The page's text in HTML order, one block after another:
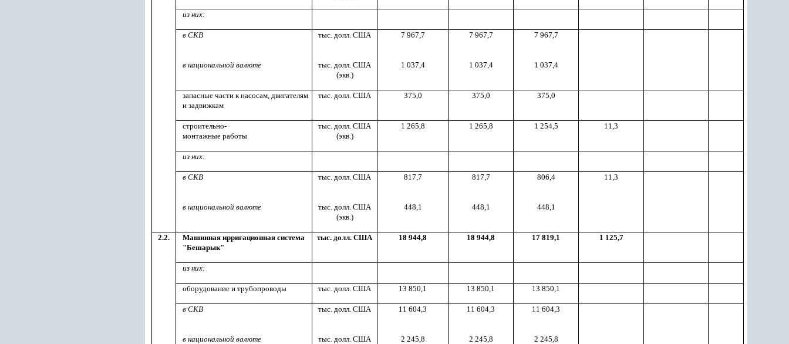
из них:
в СКВ тыс. долл. США 7 967,7 7 967,7 7 967,7
в национальной валюте
тыс. долл. США
(экв.)
1 037,4 1 037,4 1 037,4
запасные части к насосам, двигателям
и задвижкам
тыс. долл. США 375,0 375,0 375,0
строительно-
монтажные работы
тыс. долл. США
(экв.)
1 265,8 1 265,8 1 254,5 11,3
из них:
в СКВ тыс. долл. США 817,7 817,7 806,4 11,3
в национальной валюте
тыс. долл. США
(экв.)
448,1 448,1 448,1
2.2.
Машинная ирригационная система
"Бешарык"
тыс. долл. США 18 944,8 18 944,8 17 819,1 1 125,7
из них:
оборудование и трубопроводы тыс. долл. США 13 850,1 13 850,1 13 850,1
в СКВ тыс. долл. США 11 604,3 11 604,3 11 604,3
в национальной валюте
тыс. долл. США
2 245,8 2 245,8 2 245,8